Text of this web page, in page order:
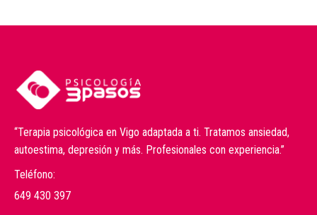
“Terapia psicológica en Vigo adaptada a ti. Tratamos ansiedad,
autoestima, depresión y más. Profesionales con experiencia.”
Teléfono:
649 430 397